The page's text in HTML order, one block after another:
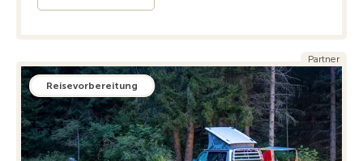
Partner
Reisevorbereitung